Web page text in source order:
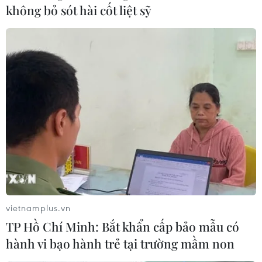
Ninh Thuận quy hoạch, đầu tư phát triển
đô thị theo hướng Xanh, thông minh
13/12/2023 03:17
Tỉnh Ninh Thuận đang tập trung xây dựng thành phố
Phan Rang-Tháp Chàm từng bước trở thành đô thị hiện
đại, thông minh, nâng cao chất lượng cuộc sống người
dân, môi trường đảm bảo Xanh-sạch-đẹp.
không bỏ sót hài cốt liệt sỹ
vietnamplus.vn
TP Hồ Chí Minh: Bắt khẩn cấp bảo mẫu có
hành vi bạo hành trẻ tại trường mầm non